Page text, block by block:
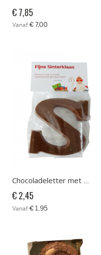
€ 7,85
Vanaf€ 7,00
Chocoladeletter met kaartje
€ 2,45
Vanaf€ 1,95